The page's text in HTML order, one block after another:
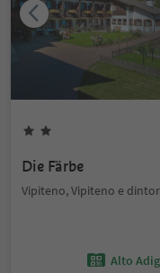
Die Färbe
Vipiteno, Vipiteno e
Alto